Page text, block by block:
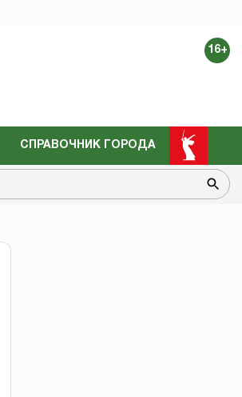
16+
СПРАВОЧНИК ГОРОДА